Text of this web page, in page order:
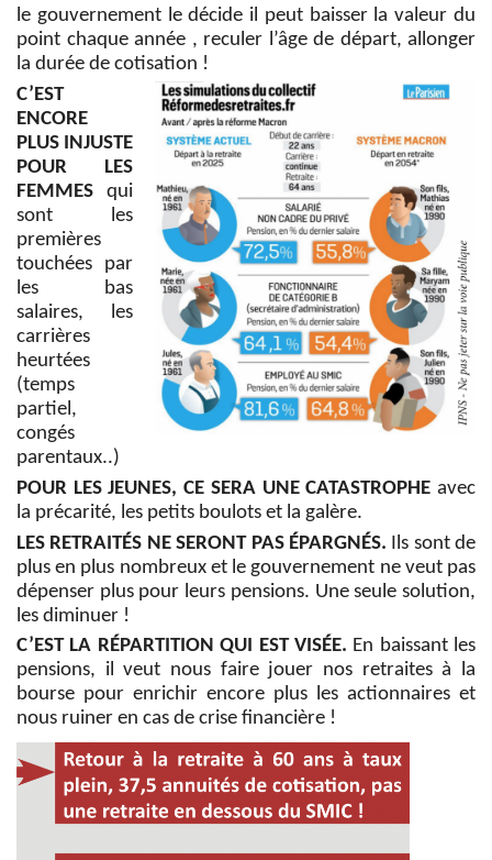
le gouvernement le décide il peut baisser la valeur du
point chaque année , reculer l’âge de départ, allonger
la durée de cotisation !
C’EST
ENCORE
PLUS INJUSTE
POUR LES
FEMMES qui
sont les
premières
touchées par
les bas
salaires, les
carrières
heurtées
(temps
partiel,
congés
parentaux..)
POUR LES JEUNES, CE SERA UNE CATASTROPHE avec
la précarité, les petits boulots et la galère.
LES RETRAITÉS NE SERONT PAS ÉPARGNÉS.
Ils sont de
plus en plus nombreux et le gouvernement ne veut pas
dépenser plus pour leurs pensions. Une seule solution,
les diminuer !
C’EST LA RÉPARTITION QUI EST VISÉE. En baissant les
pensions, il veut nous faire jouer nos retraites à la
bourse pour enrichir encore plus les actionnaires et
nous ruiner en cas de crise financière !